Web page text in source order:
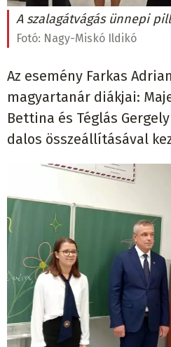
A szalagátvágás ünnepi
Fotó: Nagy-Miskó Ildikó
Az esemény Farkas
magyartanár diákjai:
Bettina és Téglás
dalos összeállításával